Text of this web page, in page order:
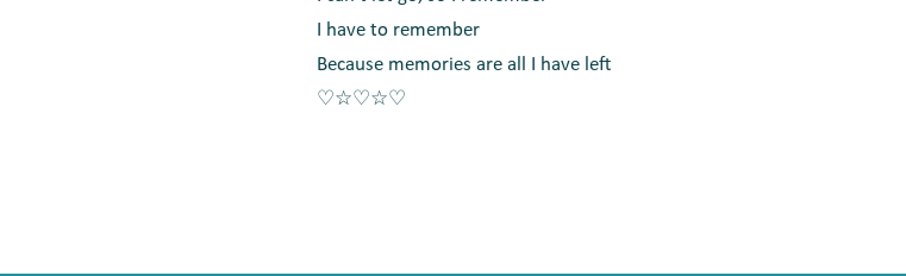
I have to remember
Because memories are all I have left
♡☆♡☆♡